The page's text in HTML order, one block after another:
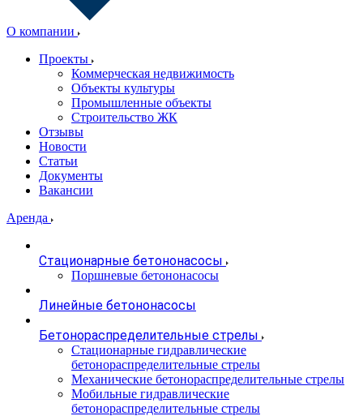
О компании
Проекты
Коммерческая недвижимость
Объекты культуры
Промышленные объекты
Строительство ЖК
Отзывы
Новости
Статьи
Документы
Вакансии
Аренда
Стационарные бетононасосы
Поршневые бетононасосы
Линейные бетононасосы
Бетонораспределительные стрелы
Стационарные гидравлические
бетонораспределительные стрелы
Механические бетонораспределительные стрелы
Мобильные гидравлические
бетонораспределительные стрелы